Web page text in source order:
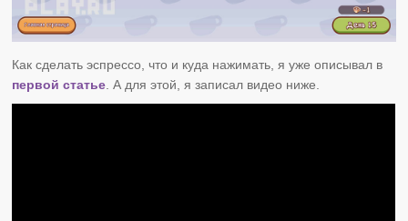
Как сделать эспрессо, что и куда нажимать, я уже описывал в
первой статье . А для этой, я записал видео ниже.